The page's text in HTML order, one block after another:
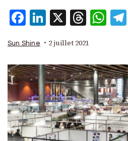
Facebook
LinkedIn
X
Sun Shine 2 juillet 2021